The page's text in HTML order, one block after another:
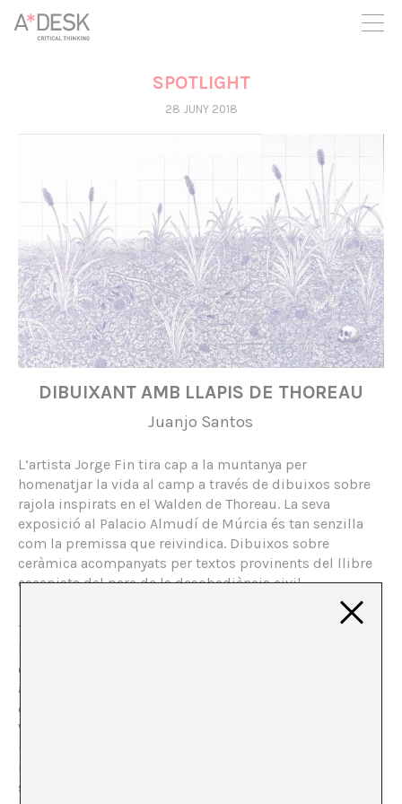
seguim necessitant-te per a poder seguir endavant. Ara pots
participar del projecte i recolzar-lo.
SPOTLIGHT
28 JUNY 2018
DIBUIXANT AMB LLAPIS DE THOREAU
Juanjo Santos
L’artista Jorge Fin tira cap a la muntanya per
homenatjar la vida al camp a través de dibuixos sobre
rajola inspirats en el Walden de Thoreau. La seva
exposició al Palacio Almudí de Múrcia és tan senzilla
com la premissa que reivindica. Dibuixos sobre
ceràmica acompanyats per textos provinents del llibre
escapista del pare de la desobediència civil.
Thoreau va deixar el treball familiar en una fàbrica de
llapis a Concord per viure de forma austera a la natura i
escriure un diari de la seva experiència. “Walden, o vida
al bosc”, es publicaria el 1854, sintetitzant en paraules
els dos anys, dos mesos i dos dies que havia passat a
Walden Pond. Jorge Fin va abandonar la seva carrera en
un banc a Londres el 1988, per instal·lar-se a l’horta de
Molina de Segura, a Múrcia, seguint un model de vida
senzill, envoltat de natura, i dedicat a la pintura i a la